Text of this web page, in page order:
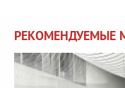
РЕКОМЕНДУЕМЫЕ